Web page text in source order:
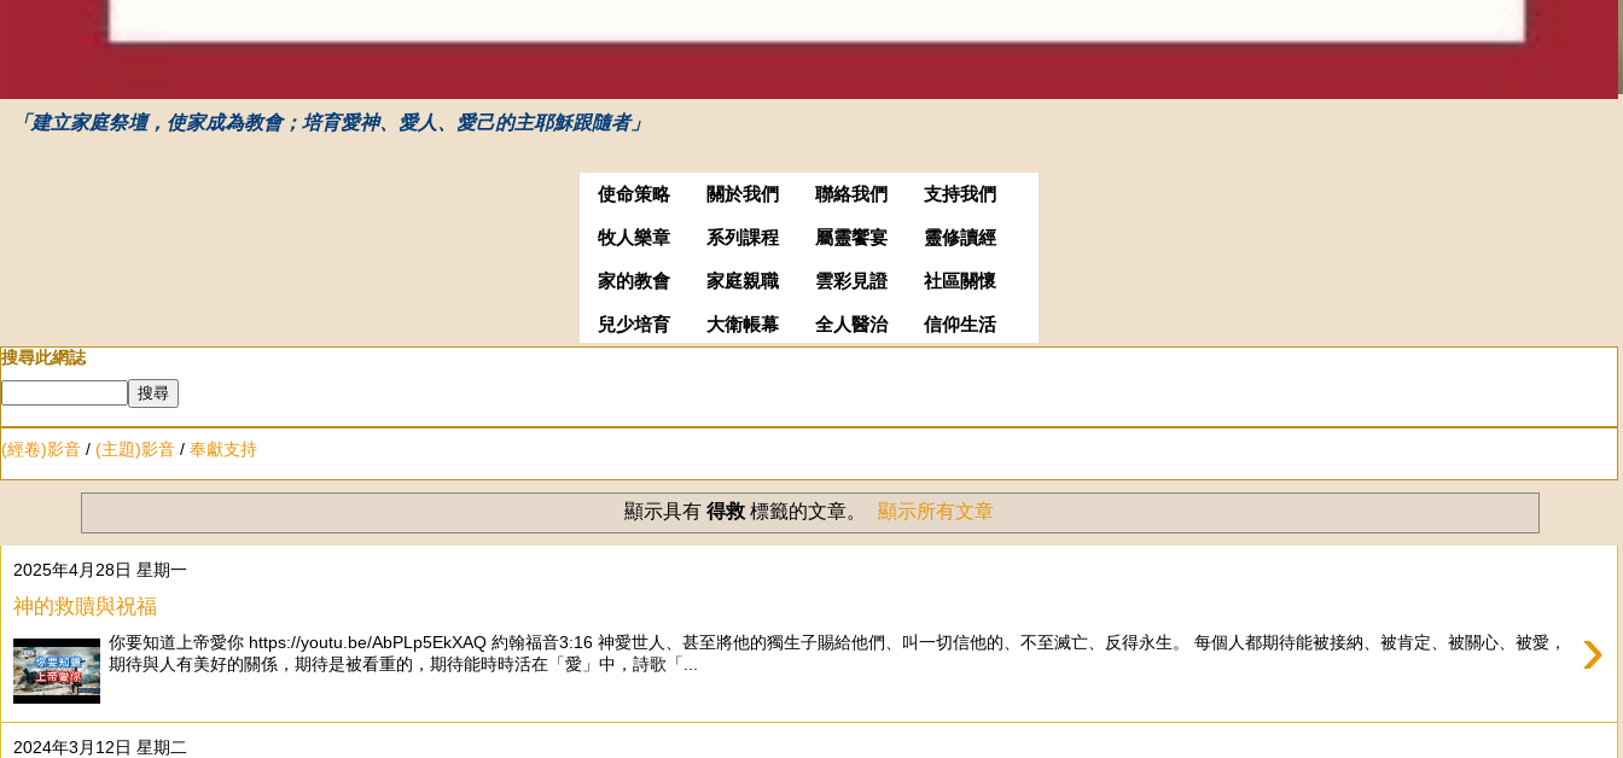
「建立家庭祭壇，使家成為教會；培育愛神、愛人、愛己的主耶穌跟隨者」
使命策略 關於我們 聯絡我們 支持我們
牧人樂章 系列課程 屬靈饗宴 靈修讀經
家的教會 家庭親職 雲彩見證 社區關懷
兒少培育 大衛帳幕 全人醫治
信仰生活
搜尋此網誌
(經卷)影音 / (主題)影音 / 奉獻支持
顯示具有 得救標籤的文章。 顯示所有文章
2025年4月28日 星期一
神的救贖與祝福
›
你要知道上帝愛你 https://youtu.be/AbPLp5EkXAQ 約翰福音3:16 神愛世人、甚至將他的獨生子賜給他們、叫一切信他的、不至滅亡、反得永生。 每個人都期待能被接納、被肯定、被關心、被愛，
期待與人有美好的關係，期待是被看重的，期待能時時活在「愛」中，詩歌「...
2024年3月12日 星期二